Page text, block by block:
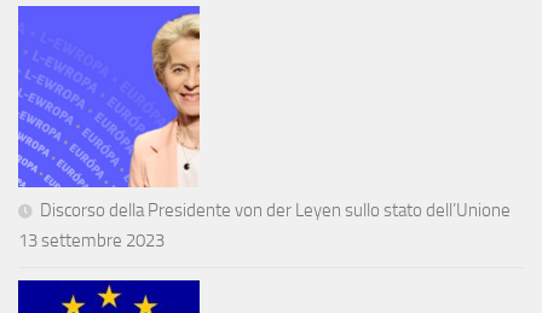
Discorso della Presidente von der Leyen sullo stato dell’Unione
13 settembre 2023